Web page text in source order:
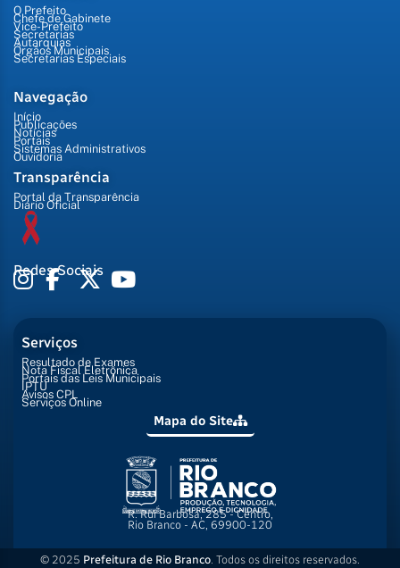
O Prefeito
Chefe de Gabinete
Vice-Prefeito
Secretarias
Autarquias
Órgãos Municipais
Secretarias Especiais
Navegação
Início
Publicações
Notícias
Portais
Sistemas Administrativos
Ouvidoria
Transparência
Portal da Transparência
Diário Oficial
Redes Sociais
Serviços
Resultado de Exames
Nota Fiscal Eletrônica
Portais das Leis Municipais
IPTU
Avisos CPL
Serviços Online
Mapa do Site
R. Rui Barbosa, 285 - Centro,
Rio Branco - AC, 69900-120
© 2025 Prefeitura de Rio Branco . Todos os direitos reservados.